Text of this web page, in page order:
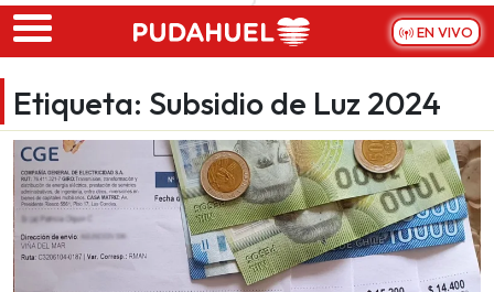
Skip to main content
EN VIVO
Etiqueta: Subsidio de Luz 2024